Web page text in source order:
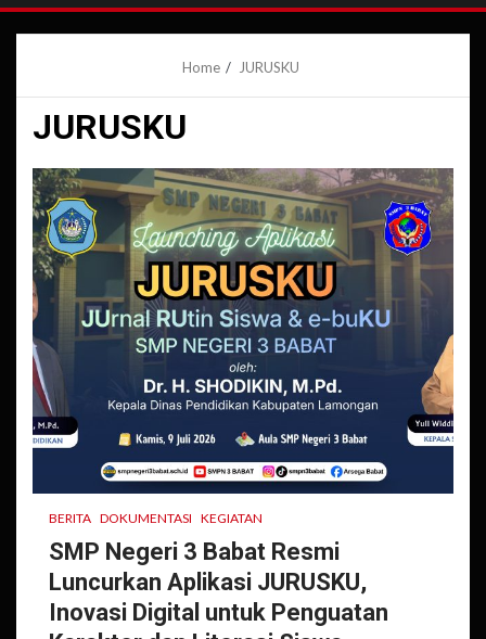
Home JURUSKU
JURUSKU
BERITA DOKUMENTASI KEGIATAN
SMP Negeri 3 Babat Resmi
Luncurkan Aplikasi JURUSKU,
Inovasi Digital untuk Penguatan